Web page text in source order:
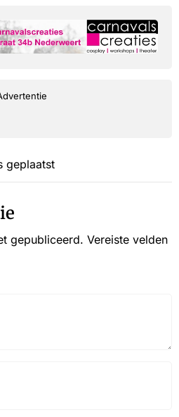
geplaatst
gepubliceerd. Vereiste velden